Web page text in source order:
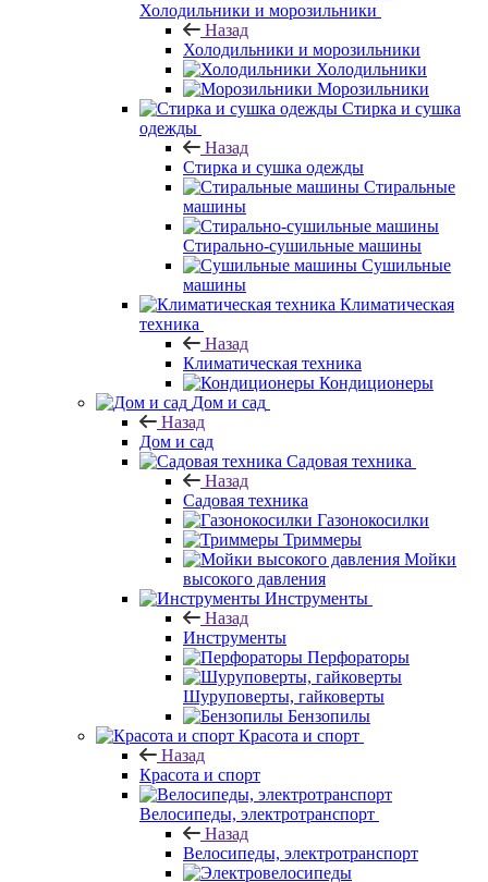
Холодильники и морозильники
Назад
Холодильники и морозильники
Холодильники
Морозильники
Стирка и сушка
одежды
Назад
Стирка и сушка одежды
Стиральные
машины
Стирально-сушильные машины
Сушильные
машины
Климатическая
техника
Назад
Климатическая техника
Кондиционеры
Дом и сад
Назад
Дом и сад
Садовая техника
Назад
Садовая техника
Газонокосилки
Триммеры
Мойки
высокого давления
Инструменты
Назад
Инструменты
Перфораторы
Шуруповерты, гайковерты
Бензопилы
Красота и спорт
Назад
Красота и спорт
Велосипеды, электротранспорт
Назад
Велосипеды, электротранспорт